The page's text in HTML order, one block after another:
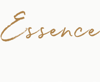
Essence